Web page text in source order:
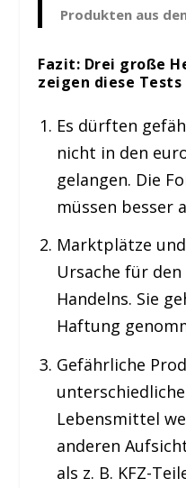
Produkten aus
Fazit: Drei große
zeigen diese
Es dürften
nicht in den
gelangen. Die
müssen besser
Marktplätze
Ursache für
Handelns. Sie
Haftung
Gefährliche
Lebensmittel
anderen
als z. B. KFZ-